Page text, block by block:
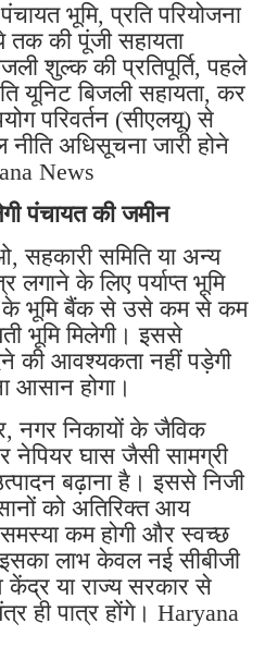
भूमि, प्रति परियोजना
की पूंजी सहायता
शुल्क की प्रतिपूर्ति, पहले
यूनिट बिजली सहायता, कर
परिवर्तन (सीएलयू) से
अधिसूचना जारी होने
News
पंचायत की जमीन
सहकारी समिति या अन्य
के लिए पर्याप्त भूमि
के भूमि बैंक से उसे कम से कम
भूमि मिलेगी। इससे
की आवश्यकता नहीं पड़ेगी
आसान होगा।
नगर निकायों के जैविक
घास जैसी सामग्री
बढ़ाना है। इससे निजी
को अतिरिक्त आय
कम होगी और स्वच्छ
इसका लाभ केवल नई सीबीजी
केंद्र या राज्य सरकार से
ही पात्र होंगे। Haryana